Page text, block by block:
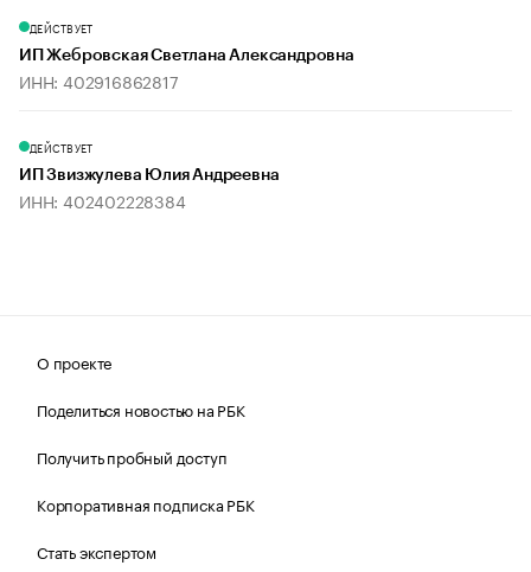
ДЕЙСТВУЕТ
ИП Жебровская Светлана Александровна
ИНН: 402916862817
ДЕЙСТВУЕТ
ИП Звизжулева Юлия Андреевна
ИНН: 402402228384
О проекте
Поделиться новостью на РБК
Получить пробный доступ
Корпоративная подписка РБК
Стать экспертом